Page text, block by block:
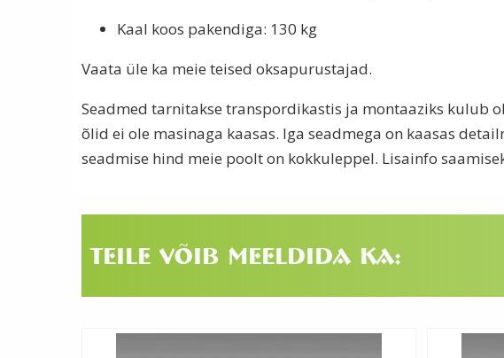
Kaal koos pakendiga: 130 kg
Vaata üle ka meie teised oksapurustajad.
Seadmed tarnitakse transpordikastis ja montaaziks kulub
õlid ei ole masinaga kaasas. Iga seadmega on kaasas
seadmise hind meie poolt on kokkuleppel. Lisainfo
Teile võib meeldida ka: